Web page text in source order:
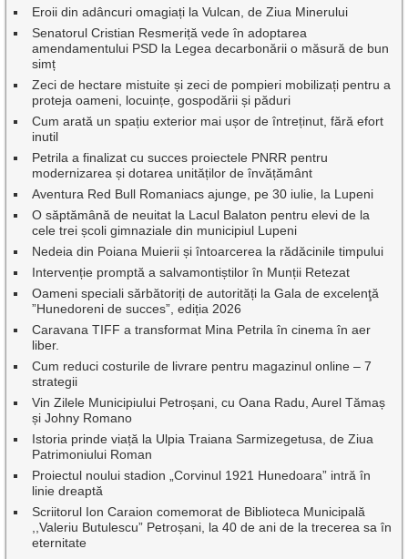
Eroii din adâncuri omagiați la Vulcan, de Ziua Minerului
Senatorul Cristian Resmeriță vede în adoptarea
amendamentului PSD la Legea decarbonării o măsură de bun
simț
Zeci de hectare mistuite și zeci de pompieri mobilizați pentru a
proteja oameni, locuințe, gospodării și păduri
Cum arată un spațiu exterior mai ușor de întreținut, fără efort
inutil
Petrila a finalizat cu succes proiectele PNRR pentru
modernizarea și dotarea unităților de învățământ
Aventura Red Bull Romaniacs ajunge, pe 30 iulie, la Lupeni
O săptămână de neuitat la Lacul Balaton pentru elevi de la
cele trei școli gimnaziale din municipiul Lupeni
Nedeia din Poiana Muierii și întoarcerea la rădăcinile timpului
Intervenție promptă a salvamontiștilor în Munții Retezat
Oameni speciali sărbătoriți de autorități la Gala de excelenţă
”Hunedoreni de succes”, ediția 2026
Caravana TIFF a transformat Mina Petrila în cinema în aer
liber.
Cum reduci costurile de livrare pentru magazinul online – 7
strategii
Vin Zilele Municipiului Petroșani, cu Oana Radu, Aurel Tămaș
și Johny Romano
Istoria prinde viață la Ulpia Traiana Sarmizegetusa, de Ziua
Patrimoniului Roman
Proiectul noului stadion „Corvinul 1921 Hunedoara” intră în
linie dreaptă
Scriitorul Ion Caraion comemorat de Biblioteca Municipală
,,Valeriu Butulescu” Petroșani, la 40 de ani de la trecerea sa în
eternitate